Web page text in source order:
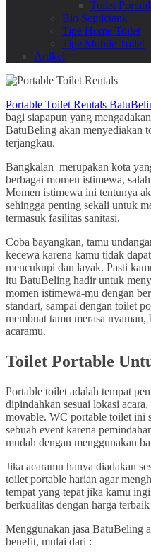
Toilet
Bio Septictank
Tipe Home Toilet
Tipe Mobile Toilet
Artikel
Portable Toilet Rentals
bagi siapapun yang
BatuBeling akan menyediakan
terjangkau.
Bangkalan merupakan kota
berbagai momen istimewa,
Momen istimewa ini tentunya
sehingga penting sekali untuk
termasuk fasilitas sanitasi.
Coba bayangkan, tamu
kecewa karena kamu tidak
mencukupi dan layak. Pasti
itu BatuBeling hadir untuk
momen istimewa-mu dengan
standart, sampai dengan toilet
membuat tamu merasa
acaramu.
Toilet Portable
Portable toilet adalah tempat
dipindahkan sesuai lokasi
movable. WC portable toilet ini
sebuah event karena
mudah dengan menggunakan
Jika acaramu hanya diadakan
toilet portable harian agar
tempat yang tepat jika kamu
berkualitas dengan harga terbaik
Menggunakan jasa BatuBeling
benefit, mulai dari :